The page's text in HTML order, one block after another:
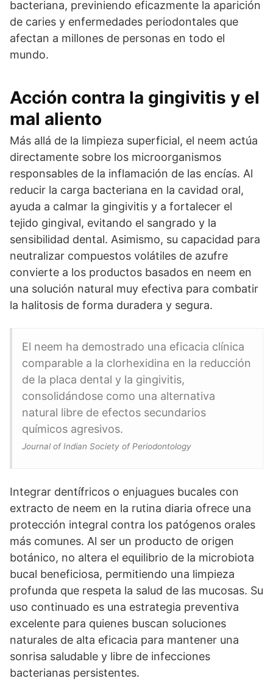
bacteriana, previniendo eficazmente la aparición
de caries y enfermedades periodontales que
afectan a millones de personas en todo el
mundo.
Acción contra la gingivitis y el
mal aliento
Más allá de la limpieza superficial, el neem actúa
directamente sobre los microorganismos
responsables de la inflamación de las encías. Al
reducir la carga bacteriana en la cavidad oral,
ayuda a calmar la gingivitis y a fortalecer el
tejido gingival, evitando el sangrado y la
sensibilidad dental. Asimismo, su capacidad para
neutralizar compuestos volátiles de azufre
convierte a los productos basados en neem en
una solución natural muy efectiva para combatir
la halitosis de forma duradera y segura.
El neem ha demostrado una eficacia clínica
comparable a la clorhexidina en la reducción
de la placa dental y la gingivitis,
consolidándose como una alternativa
natural libre de efectos secundarios
químicos agresivos.
Journal of Indian Society of Periodontology
Integrar dentífricos o enjuagues bucales con
extracto de neem en la rutina diaria ofrece una
protección integral contra los patógenos orales
más comunes. Al ser un producto de origen
botánico, no altera el equilibrio de la microbiota
bucal beneficiosa, permitiendo una limpieza
profunda que respeta la salud de las mucosas. Su
uso continuado es una estrategia preventiva
excelente para quienes buscan soluciones
naturales de alta eficacia para mantener una
sonrisa saludable y libre de infecciones
bacterianas persistentes.